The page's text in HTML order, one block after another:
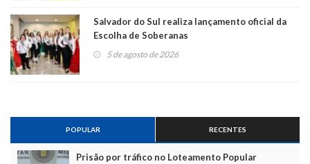
Salvador do Sul realiza lançamento oficial da
Escolha de Soberanas
5 de agosto de 2026
POPULAR RECENTES
Prisão por tráfico no Loteamento Popular